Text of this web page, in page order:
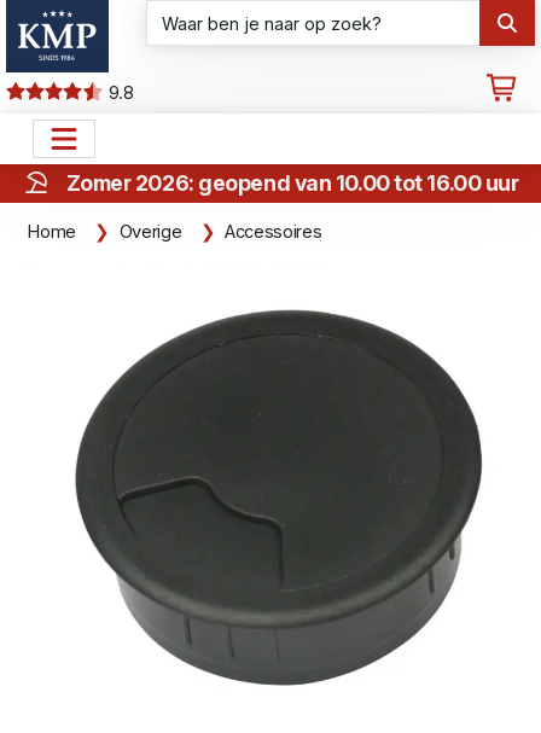
9.8
Zomer 2026: geopend van 10.00 tot 16.00 uur
Home Overige Accessoires